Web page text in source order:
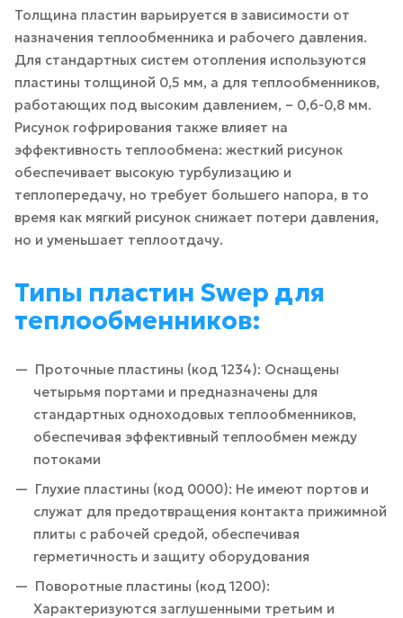
Толщина пластин варьируется в зависимости от
назначения теплообменника и рабочего давления.
Для стандартных систем отопления используются
пластины толщиной 0,5 мм, а для теплообменников,
работающих под высоким давлением, – 0,6-0,8 мм.
Рисунок гофрирования также влияет на
эффективность теплообмена: жесткий рисунок
обеспечивает высокую турбулизацию и
теплопередачу, но требует большего напора, в то
время как мягкий рисунок снижает потери давления,
но и уменьшает теплоотдачу.
Типы пластин Swep для
теплообменников:
Проточные пластины (код 1234): Оснащены
четырьмя портами и предназначены для
стандартных одноходовых теплообменников,
обеспечивая эффективный теплообмен между
потоками
Глухие пластины (код 0000): Не имеют портов и
служат для предотвращения контакта прижимной
плиты с рабочей средой, обеспечивая
герметичность и защиту оборудования
Поворотные пластины (код 1200):
Характеризуются заглушенными третьим и